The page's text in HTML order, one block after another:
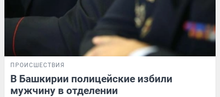
ПРОИСШЕСТВИЯ
В Башкирии полицейские избили
мужчину в отделении